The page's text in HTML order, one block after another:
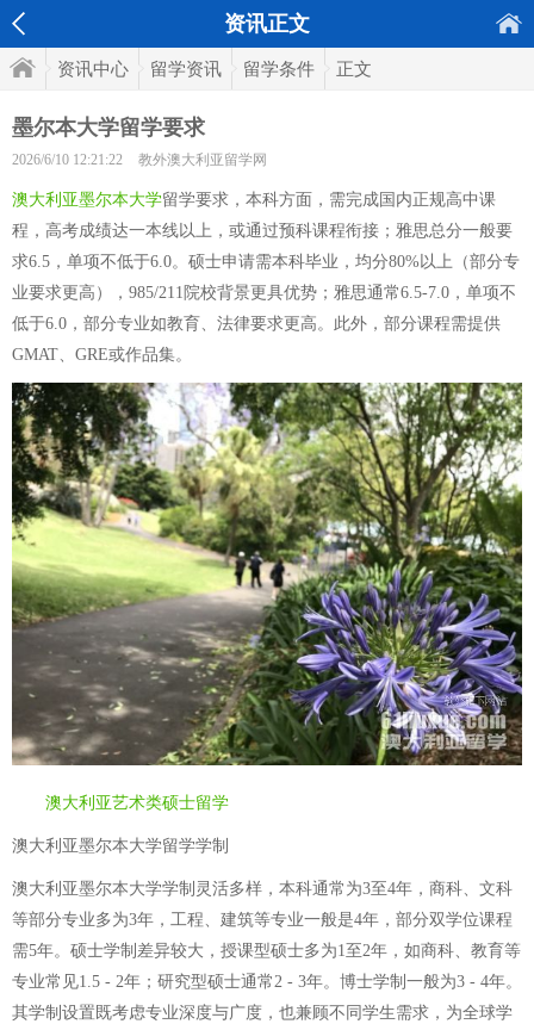
资讯正文
资讯中心 留学资讯 留学条件 正文
墨尔本大学留学要求
2026/6/10 12:21:22 教外澳大利亚留学网
澳大利亚墨尔本大学留学要求，本科方面，需完成国内正规高中课
程，高考成绩达一本线以上，或通过预科课程衔接；雅思总分一般要
求6.5，单项不低于6.0。硕士申请需本科毕业，均分80%以上（部分专
业要求更高），985/211院校背景更具优势；雅思通常6.5-7.0，单项不
低于6.0，部分专业如教育、法律要求更高。此外，部分课程需提供
GMAT、GRE或作品集。
澳大利亚艺术类硕士留学
澳大利亚墨尔本大学留学学制
澳大利亚墨尔本大学学制灵活多样，本科通常为3至4年，商科、文科
等部分专业多为3年，工程、建筑等专业一般是4年，部分双学位课程
需5年。硕士学制差异较大，授课型硕士多为1至2年，如商科、教育等
专业常见1.5 - 2年；研究型硕士通常2 - 3年。博士学制一般为3 - 4年。
其学制设置既考虑专业深度与广度，也兼顾不同学生需求，为全球学